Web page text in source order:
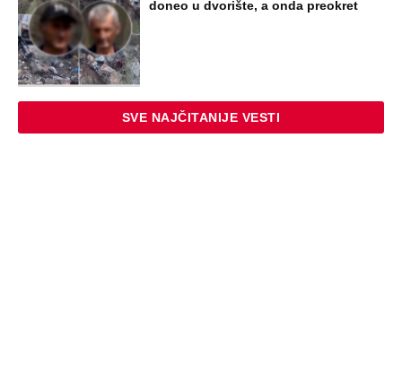
doneo u dvorište, a onda preokret
SVE NAJČITANIJE VESTI